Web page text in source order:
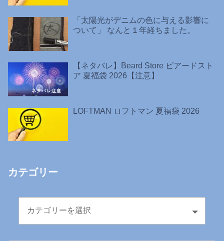
「太陽光がデニムの色に与える影響に
ついて」 なんと１年経ちました。
【ネタバレ】Beard Store ビアードスト
ア 夏福袋 2026【注意】
LOFTMAN ロフトマン 夏福袋 2026
カテゴリー